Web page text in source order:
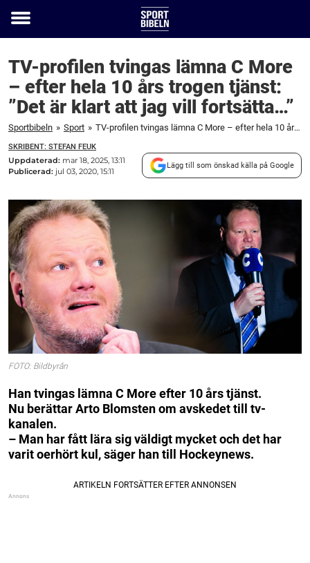
Toggle
TV-profilen tvingas lämna C More
– efter hela 10 års trogen tjänst:
”Det är klart att jag vill fortsätta…”
Sportbibeln » Sport » TV-profilen tvingas lämna C More – efter hela 10 års trogen tjänst: "Det är klart att jag vill fortsätta..."
SKRIBENT: STEFAN FEUK
Uppdaterad: mar 18, 2025, 13:11
Publicerad: jul 03, 2020, 15:11
Lägg till som önskad källa på Google
FOTO: Bildbyrån
Han tvingas lämna C More efter 10 års tjänst.
Nu berättar Arto Blomsten om avskedet till tv-
kanalen.
– Man har fått lära sig väldigt mycket och det har
varit oerhört kul, säger han till Hockeynews.